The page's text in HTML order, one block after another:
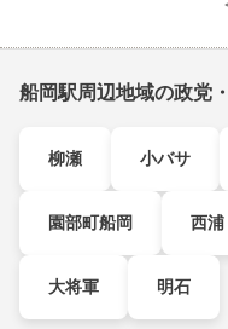
船岡駅周辺地域の政党
柳瀬 小バサ
園部町船岡 西浦
大将軍 明石